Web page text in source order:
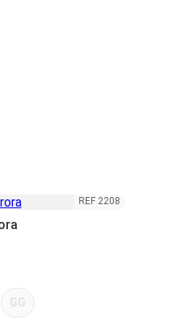
REF 2208
GG